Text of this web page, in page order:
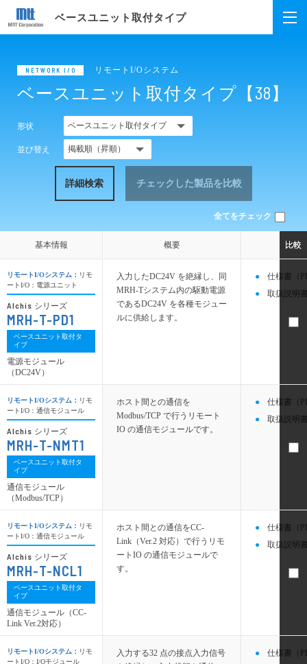
ベースユニット取付タイプ
NETWORK I/O リモートI/Oシステム
ベースユニット取付タイプ【38】
形状
並び替え
詳細検索 チェックした製品を比較
全てをチェック
概要
入力したDC24V を絶縁し、同
MRH-Tシステム内の駆動電源
であるDC24V を各種モジュー
ルに供給します。
仕様書（
取扱説明
ホスト間との通信を
Modbus/TCP で行うリモート
IO の通信モジュールです。
仕様書（
取扱説明
ホスト間との通信をCC-
Link（Ver.2 対応）で行うリモ
ートIO の通信モジュールで
す。
仕様書（
取扱説明
入力する32 点の接点入力信号
仕様書（
概要
基本情報
リモートI/Oシステム： リモ
ートI/O：電源ユニット
Alchis シリーズ
MRH-T-PD1
ベースユニット取付タ
イプ
電源モジュール
（DC24V）
リモートI/Oシステム： リモ
ートI/O：通信モジュール
Alchis シリーズ
MRH-T-NMT1
ベースユニット取付タ
イプ
通信モジュール
（Modbus/TCP）
リモートI/Oシステム： リモ
ートI/O：通信モジュール
Alchis シリーズ
MRH-T-NCL1
ベースユニット取付タ
イプ
通信モジュール（CC-
Link Ver.2対応）
リモートI/Oシステム： リモ
ートI/O：I/Oモジュール
基本情報 比較
比較